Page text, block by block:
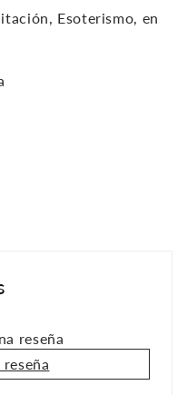
Esoterismo, en
reseña